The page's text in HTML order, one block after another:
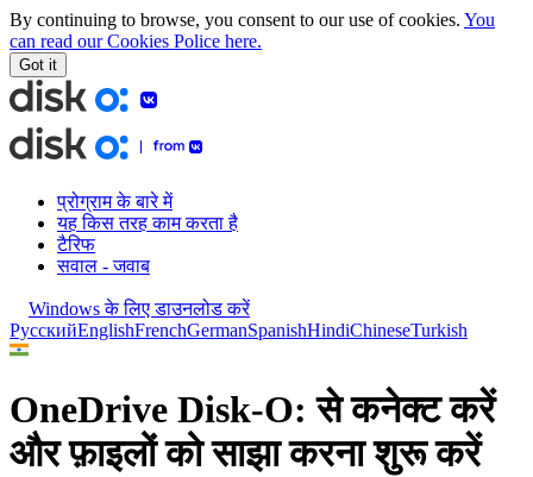
By continuing to browse, you consent to our use of cookies. You
can read our Cookies Police here.
Got it
प्रोग्राम के बारे में
यह किस तरह काम करता है
टैरिफ
सवाल - जवाब
Windows के लिए डाउनलोड करें
РусскийEnglishFrenchGermanSpanishHindiChineseTurkish
OneDrive Disk-O: से कनेक्ट करें
और फ़ाइलों को साझा करना शुरू करें